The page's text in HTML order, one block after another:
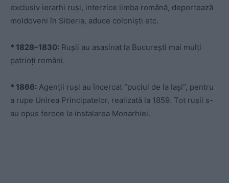
exclusiv ierarhi ruși, interzice limba română, deportează
moldoveni în Siberia, aduce coloniști etc.
* 1828–1830: Rușii au asasinat la București mai mulți
patrioți români.
* 1866: Agenții ruși au încercat “puciul de la Iași”, pentru
a rupe Unirea Principatelor, realizată la 1859. Tot rușii s-
au opus feroce la instalarea Monarhiei.